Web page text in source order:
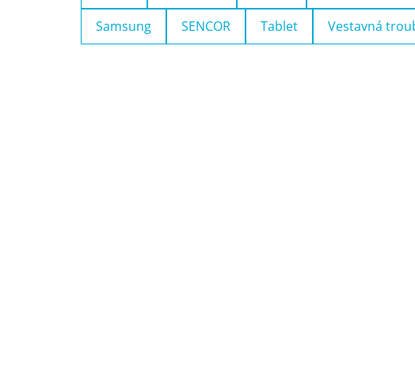
Samsung SENCOR Tablet Vestavná